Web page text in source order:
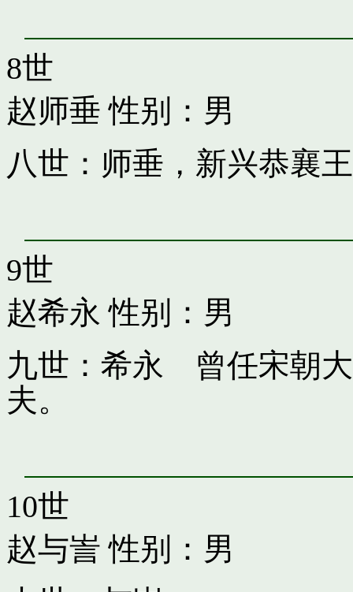
8世
赵师垂 性别：男
八世：师垂，新兴恭襄王
9世
赵希永 性别：男
九世：希永 曾任宋朝
夫。
10世
赵与訔 性别：男